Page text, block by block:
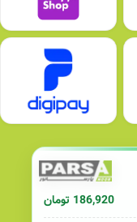
186,920 تومان